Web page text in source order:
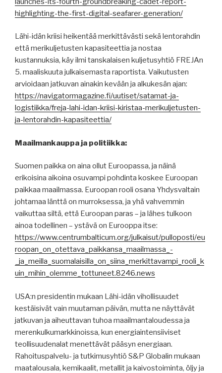
highlighting-the-first-digital-seafarer-generation/
Lähi-idän kriisi heikentää merkittävästi sekä lentorahdin
että merikuljetusten kapasiteettia ja nostaa
kustannuksia, käy ilmi tanskalaisen kuljetusyhtiö FREJAn
5. maaliskuuta julkaisemasta raportista. Vaikutusten
arvioidaan jatkuvan ainakin kevään ja alkukesän ajan:
https://navigatormagazine.fi/uutiset/satamat-ja-
logistiikka/freja-lahi-idan-kriisi-kiristaa-merikuljetusten-
ja-lentorahdin-kapasiteettia/
Maailmankauppa ja politiikka:
Suomen paikka on aina ollut Euroopassa, ja näinä
erikoisina aikoina osuvampi pohdinta koskee Euroopan
paikkaa maailmassa. Euroopan rooli osana Yhdysvaltain
johtamaa länttä on murroksessa, ja yhä vahvemmin
vaikuttaa siltä, että Euroopan paras – ja lähes tulkoon
ainoa todellinen – ystävä on Eurooppa itse:
https://www.centrumbalticum.org/julkaisut/pulloposti/eu
roopan_on_otettava_paikkansa_maailmassa_-
_ja_meilla_suomalaisilla_on_siina_merkittavampi_rooli_k
uin_mihin_olemme_tottuneet.8246.news
USA:n presidentin mukaan Lähi-idän vihollisuudet
kestäisivät vain muutaman päivän, mutta ne näyttävät
jatkuvan ja aiheuttavan tuhoa maailmantaloudessa ja
merenkulkumarkkinoissa, kun energiaintensiiviset
teollisuudenalat menettävät pääsyn energiaan.
Rahoituspalvelu- ja tutkimusyhtiö S&P Globalin mukaan
maatalousala, kemikaalit, metallit ja kaivostoiminta, öljy ja